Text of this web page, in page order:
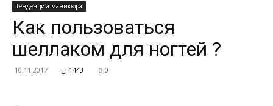
и
Тенденции маникюра
Как пользоваться
шеллаком для ногтей ?
10.11.2017 1443 0